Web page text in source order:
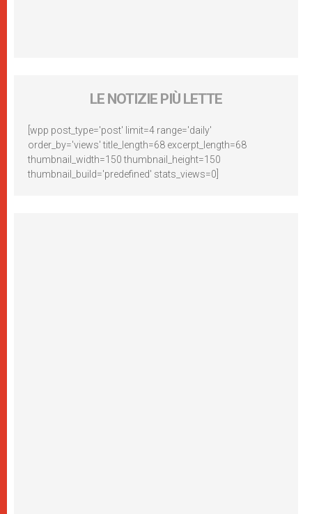
LE NOTIZIE PIÙ LETTE
[wpp post_type='post' limit=4 range='daily'
order_by='views' title_length=68 excerpt_length=68
thumbnail_width=150 thumbnail_height=150
thumbnail_build='predefined' stats_views=0]